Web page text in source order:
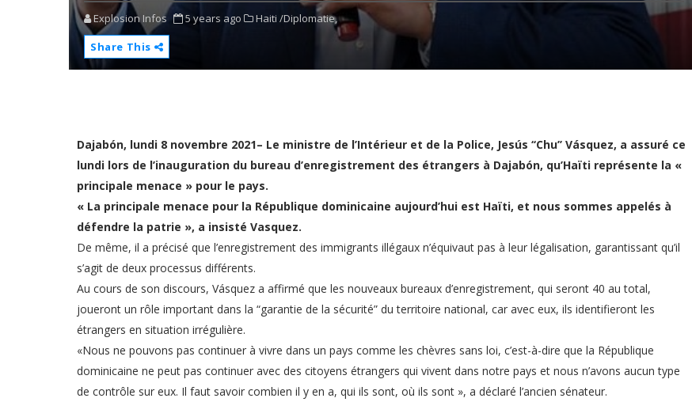
Explosion Infos 5 years ago
Haiti /Diplomatie,
Share This
Dajabón, lundi 8 novembre 2021– Le ministre de l’Intérieur et de la Police, Jesús ‘‘Chu’’ Vásquez, a assuré ce
lundi lors de l’inauguration du bureau d’enregistrement des étrangers à Dajabón, qu’Haïti représente la «
principale menace » pour le pays.
« La principale menace pour la République dominicaine aujourd’hui est Haïti, et nous sommes appelés à
défendre la patrie », a insisté Vasquez.
De même, il a précisé que l’enregistrement des immigrants illégaux n’équivaut pas à leur légalisation, garantissant qu’il
s’agit de deux processus différents.
Au cours de son discours, Vásquez a affirmé que les nouveaux bureaux d’enregistrement, qui seront 40 au total,
joueront un rôle important dans la “garantie de la sécurité” du territoire national, car avec eux, ils identifieront les
étrangers en situation irrégulière.
«Nous ne pouvons pas continuer à vivre dans un pays comme les chèvres sans loi, c’est-à-dire que la République
dominicaine ne peut pas continuer avec des citoyens étrangers qui vivent dans notre pays et nous n’avons aucun type
de contrôle sur eux. Il faut savoir combien il y en a, qui ils sont, où ils sont », a déclaré l’ancien sénateur.